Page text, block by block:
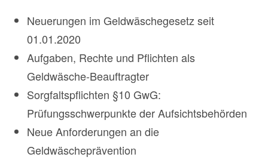
Neuerungen im Geldwäschegesetz seit
01.01.2020
Aufgaben, Rechte und Pflichten als
Geldwäsche-Beauftragter
Sorgfaltspflichten §10 GwG:
Prüfungsschwerpunkte der Aufsichtsbehörden
Neue Anforderungen an die
Geldwäscheprävention